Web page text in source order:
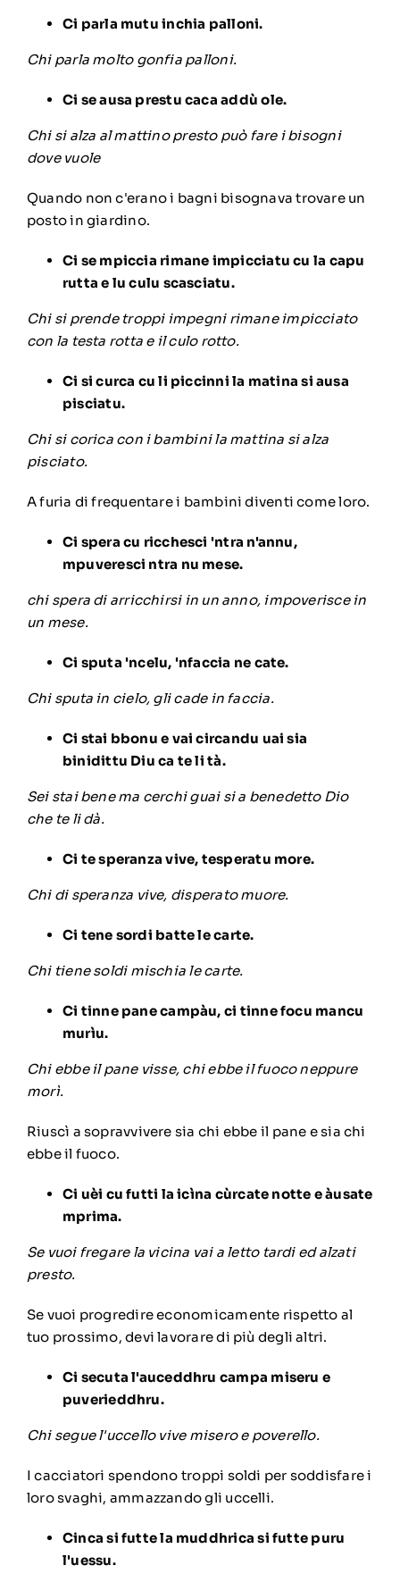
Ci parla mutu inchia palloni.
Chi parla molto gonfia palloni.
Ci se ausa prestu caca addù ole.
Chi si alza al mattino presto può fare i bisogni
dove vuole
Quando non c'erano i bagni bisognava trovare un
posto in giardino.
Ci se mpiccia rimane impicciatu cu la capu
rutta e lu culu scasciatu.
Chi si prende troppi impegni rimane impicciato
con la testa rotta e il culo rotto.
Ci si curca cu li piccinni la matina si ausa
pisciatu.
Chi si corica con i bambini la mattina si alza
pisciato.
A furia di frequentare i bambini diventi come loro.
Ci spera cu ricchesci 'ntra n'annu,
mpuveresci ntra nu mese.
chi spera di arricchirsi in un anno, impoverisce in
un mese.
Ci sputa 'ncelu, 'nfaccia ne cate.
Chi sputa in cielo, gli cade in faccia.
Ci stai bbonu e vai circandu uai sia
binidittu Diu ca te li tà.
Sei stai bene ma cerchi guai si a benedetto Dio
che te li dà.
Ci te speranza vive, tesperatu more.
Chi di speranza vive, disperato muore.
Ci tene sordi batte le carte.
Chi tiene soldi mischia le carte.
Ci tinne pane campàu, ci tinne focu mancu
murìu.
Chi ebbe il pane visse, chi ebbe il fuoco neppure
morì.
Riuscì a sopravvivere sia chi ebbe il pane e sia chi
ebbe il fuoco.
Ci uèi cu futti la icìna cùrcate notte e àusate
mprima.
Se vuoi fregare la vicina vai a letto tardi ed alzati
presto.
Se vuoi progredire economicamente rispetto al
tuo prossimo, devi lavorare di più degli altri.
Ci secuta l'auceddhru campa miseru e
puverieddhru.
Chi segue l'uccello vive misero e poverello.
I cacciatori spendono troppi soldi per soddisfare i
loro svaghi, ammazzando gli uccelli.
Cinca si futte la muddhrica si futte puru
l'uessu.